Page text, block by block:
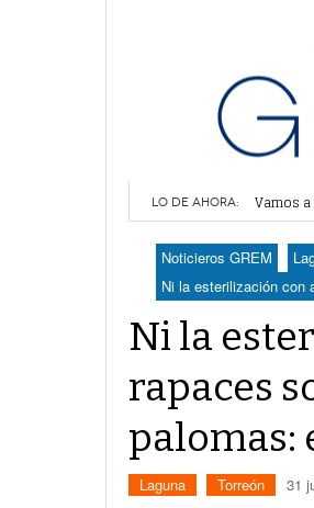
LO DE AHORA: Lerdo
Va
Noticieros GREM
Ni la esterilización con
Ni la
rapaces
palomas:
Laguna Torreón 31